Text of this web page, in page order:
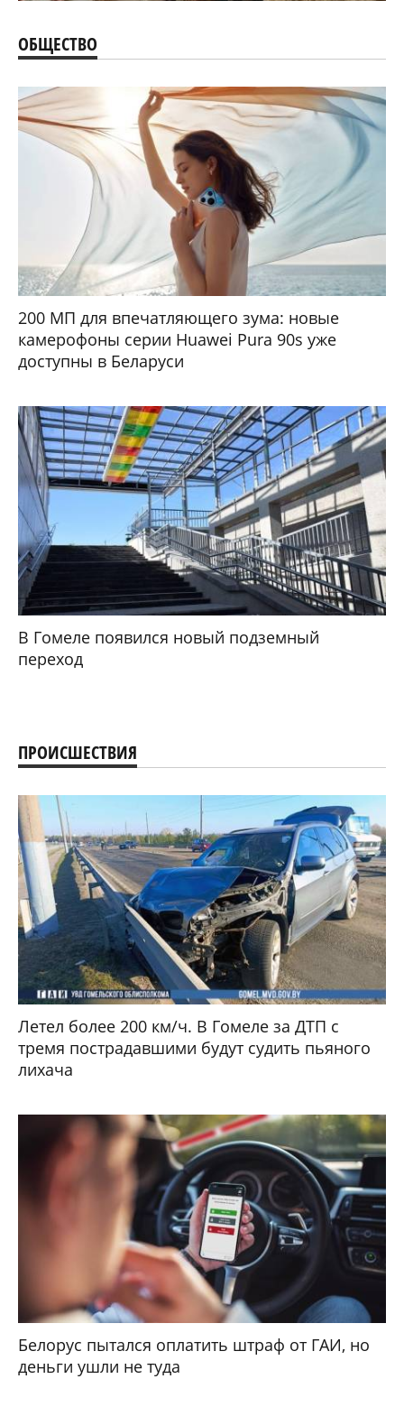
ОБЩЕСТВО
200 МП для впечатляющего зума: новые
камерофоны серии Huawei Pura 90s уже
доступны в Беларуси
В Гомеле появился новый подземный
переход
ПРОИСШЕСТВИЯ
Летел более 200 км/ч. В Гомеле за ДТП с
тремя пострадавшими будут судить пьяного
лихача
Белорус пытался оплатить штраф от ГАИ, но
деньги ушли не туда